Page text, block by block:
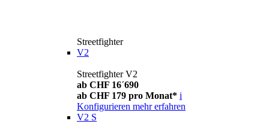
Streetfighter
V2
Streetfighter V2
ab CHF 16´690
ab CHF 179 pro Monat* i
Konfigurieren mehr erfahren
V2 S